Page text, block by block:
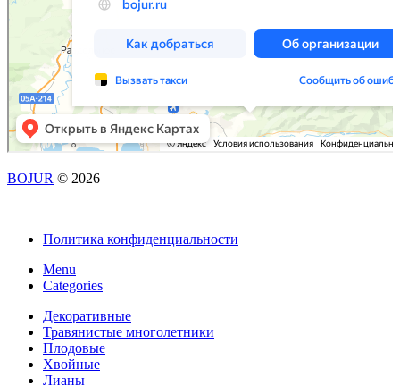
BOJUR © 2026
Политика конфиденциальности
Menu
Categories
Декоративные
Травянистые многолетники
Плодовые
Хвойные
Лианы